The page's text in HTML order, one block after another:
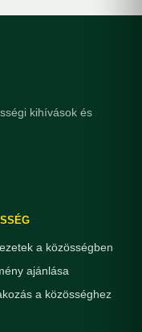
kihívások és
a közösségben
ajánlása
a közösséghez